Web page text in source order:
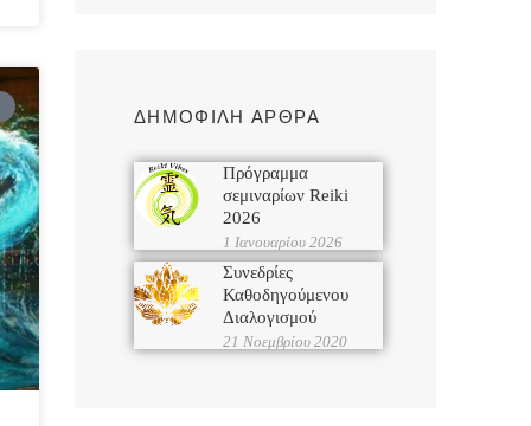
ΔΗΜΟΦΙΛΗ ΑΡΘΡΑ
Πρόγραμμα
σεμιναρίων Reiki
2026
1 Ιανουαρίου 2026
Συνεδρίες
Καθοδηγούμενου
Διαλογισμού
21 Νοεμβρίου 2020